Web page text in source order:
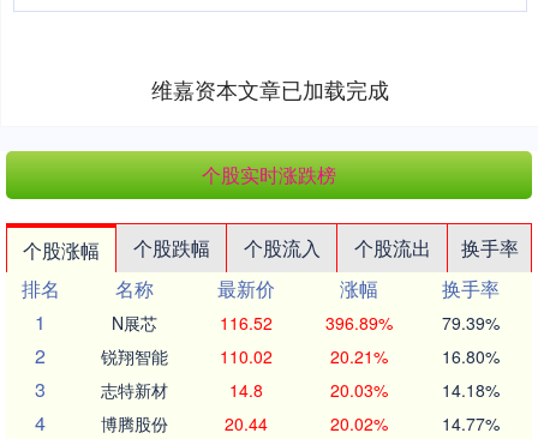
维嘉资本文章已加载完成
个股实时涨跌榜
个股涨幅 个股跌幅 个股流入 个股流出
换手率
排名
名称 最新价 涨幅
换手率
1
N展芯 116.52 396.89% 79.39%
2 锐翔智能 110.02 20.21% 16.80%
3 志特新材 14.8 20.03% 14.18%
4 博腾股份 20.44 20.02% 14.77%